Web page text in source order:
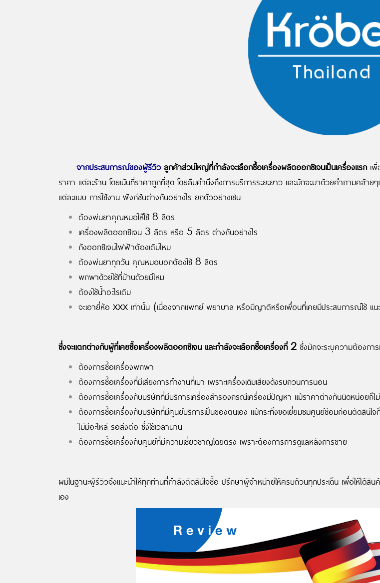
จากประสบการณ์ของผู้รีวิว ลูกค้าส่วนใหญ่ที่กำลังจะเลือกซื้อเครื่องผลิตออกซิเจนเป็นเครื่องแรกเพื่
ราคา แต่ละร้าน โดยเน้นที่ราคาถูกที่สุด โดยลืมคำนึงถึงการบริการระยะยาว และมักจะมาด้วยคำถามคล้าย
แต่ละแบบ การใช้งาน ฟังก์ชันต่างกันอย่างไร ยกตัวอย่างเช่น
ต้องพ่นยาคุณหมอให้ใช้ 8 ลิตร
เครื่องผลิตออกซิเจน 3 ลิตร หรือ 5 ลิตร ต่างกันอย่างไร
ถังออกซิเจนไฟฟ้าต้องเติมไหม
ต้องพ่นยาทุกวัน คุณหมอบอกต้องใช้ 8 ลิตร
พกพาด้วยใช้ที่บ้านด้วยมีไหม
ต้องใช้น้ำอะไรเติม
จะเอายี่ห้อ xxx เท่านั้น (เนื่องจากแพทย์ พยาบาล หรือมีญาติหรือเพื่อนที่เคยมีประสบการณ์ใช้ แ
ซึ่งจะแตกต่างกับผู้ที่เคยซื้อเครื่องผลิตออกซิเจน และกำลังจะเลือกซื้อเครื่องที่ 2 ซึ่งมักจะระบุความต้องการ
ต้องการซื้อเครื่องพกพา
ต้องการซื้อเครื่องที่มีเสียงการทำงานที่เบา เพราะเครื่องเดิมเสียงดังรบกวนการนอน
ต้องการซื้อเครื่องกับบริษัทที่มีบริการเครื่องสำรองกรณีเครื่องมีปัญหา แม้ราคาต่างกันนิดหน่อยก็ไม่
ต้องการซื้อเครื่องกับบริษัทที่มีศูนย์บริการเป็นของตนเอง แม้กระทั่งขอเยี่ยมชมศูนย์ซ่อมก่อนตัดสินใ
ไม่มีอะไหล่ รอส่งต่อ ซึ่งใช้เวลานาน
ต้องการซื้อเครื่องกับศูนย์ที่มีความเชี่ยวชาญโดยตรง เพราะต้องการการดูแลหลังการขาย
ผมในฐานะผู้รีวิวจึงแนะนำให้ทุกท่านที่กำลังตัดสินใจซื้อ ปรึกษาผู้จำหน่ายให้ครบถ้วนทุกประเด็น เพื่อให้ได้
เอง